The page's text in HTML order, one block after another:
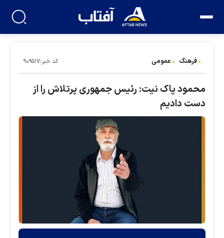
فرهنگ عمومی کد خبر:۹۰۹۵۱۷
محمود پاک نیت: رئیس جمهوری پرتلاش را از
دست دادیم